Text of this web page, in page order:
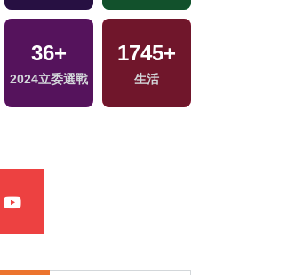
36+
2024立委選戰
1745+
生活